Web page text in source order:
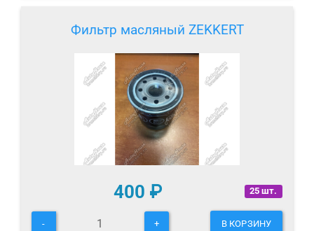
Фильтр масляный ZEKKERT
25 шт.
400 ₽
- + В КОРЗИНУ